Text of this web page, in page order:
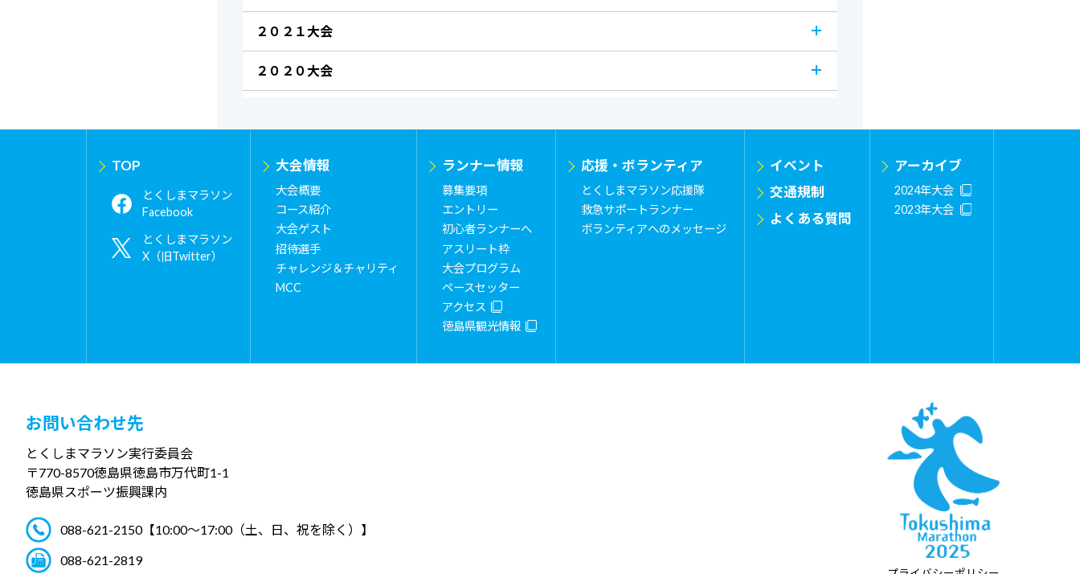
２０２１大会
２０２０大会
TOP
とくしまマラソン
Facebook
とくしまマラソン
X（旧Twitter）
大会情報
大会概要
コース紹介
大会ゲスト
招待選手
チャレンジ＆チャリティ
MCC
ランナー情報
募集要項
エントリー
初心者ランナーへ
アスリート枠
大会プログラム
ペースセッター
アクセス
徳島県観光情報
応援・ボランティア
とくしまマラソン応援隊
救急サポートランナー
ボランティアへのメッセージ
イベント
交通規制
よくある質問
アーカイブ
2024年大会
2023年大会
お問い合わせ先
とくしまマラソン実行委員会
〒770-8570徳島県徳島市万代町1-1
徳島県スポーツ振興課内
088-621-2150【10:00～17:00（土、日、祝を除く）】
088-621-2819